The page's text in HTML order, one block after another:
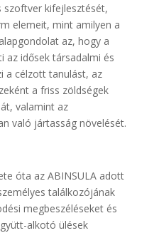
szoftver kifejlesztését,
elemeit, mint amilyen a
az, hogy a
az idősek társadalmi és
a célzott tanulást, az
a friss zöldségek
valamint az
való jártasság növelését.
óta az ABINSULA adott
találkozójának
megbeszéléseket és
alkotó ülések